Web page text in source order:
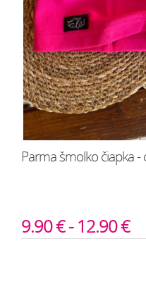
Parma šmolko čiapka
9.90 € - 12.90 €